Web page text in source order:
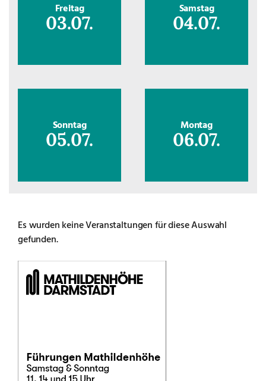
Freitag
03.07.
Samstag
04.07.
Sonntag
05.07.
Montag
06.07.
Es wurden keine Veranstaltungen für diese Auswahl
gefunden.